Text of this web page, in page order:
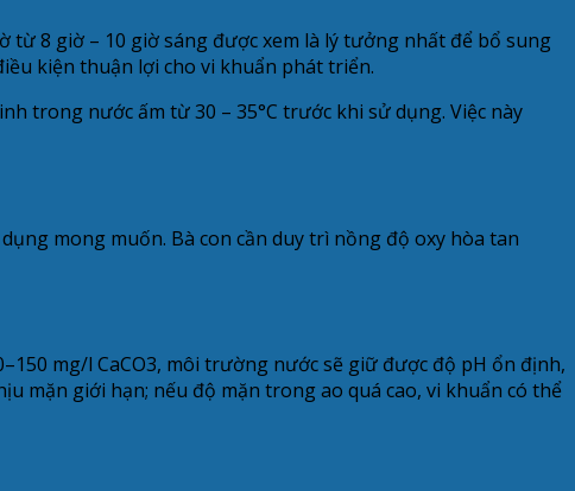
8 giờ – 10 giờ sáng được xem là lý tưởng nhất để bổ sung
kiện thuận lợi cho vi khuẩn phát triển.
trong nước ấm từ 30 – 35°C trước khi sử dụng. Việc này
mong muốn. Bà con cần duy trì nồng độ oxy hòa tan
mg/l CaCO3, môi trường nước sẽ giữ được độ pH ổn định,
mặn giới hạn; nếu độ mặn trong ao quá cao, vi khuẩn có thể